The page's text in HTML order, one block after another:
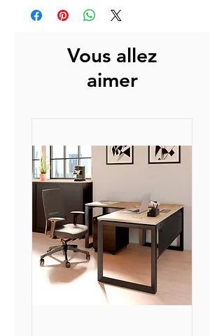
Dossier en mesh avec réglage
Accoudoirs en nylon réglables en
Roulettes en nylon.
L'expédition consiste à l'envoi de
plateformes à nos transporteurs
assurant la livraison finale.
La livraison s'effectue entre 3 et 5
Vous allez
aimer